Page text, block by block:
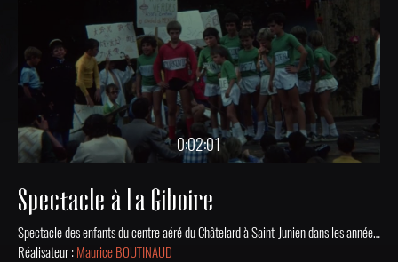
0:02:01
Spectacle à La Giboire
Spectacle des enfants du centre aéré du Châtelard à Saint-Junien dans les années 1970. Film issu de la collection numérisée des Archives Municipales de St-Junien.
Réalisateur : Maurice BOUTINAUD